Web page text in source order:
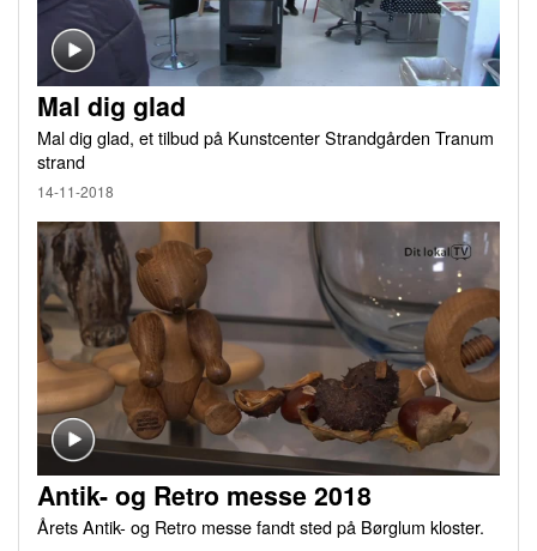
Mal dig glad
Mal dig glad, et tilbud på Kunstcenter Strandgården Tranum
strand
14-11-2018
Antik- og Retro messe 2018
Årets Antik- og Retro messe fandt sted på Børglum kloster.